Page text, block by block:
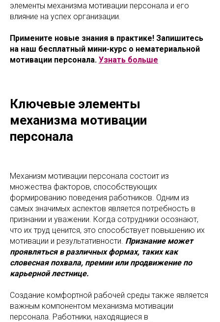
элементы механизма мотивации персонала и его
влияние на успех организации.
Примените новые знания в практике! Запишитесь
на наш бесплатный мини-курс о нематериальной
мотивации персонала. Узнать больше
Ключевые элементы
механизма мотивации
персонала
Механизм мотивации персонала состоит из
множества факторов, способствующих
формированию поведения работников. Одним из
самых значимых аспектов является потребность в
признании и уважении. Когда сотрудники осознают,
что их труд ценится, это способствует повышению их
мотивации и результативности. Признание может
проявляться в различных формах, таких как
словесная похвала, премии или продвижение по
карьерной лестнице.
Создание комфортной рабочей среды также является
важным компонентом механизма мотивации
персонала. Работники, находящиеся в